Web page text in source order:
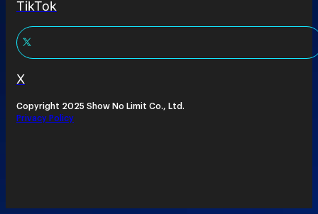
TikTok
X
Copyright 2025 Show No Limit Co., Ltd.
Privacy Policy